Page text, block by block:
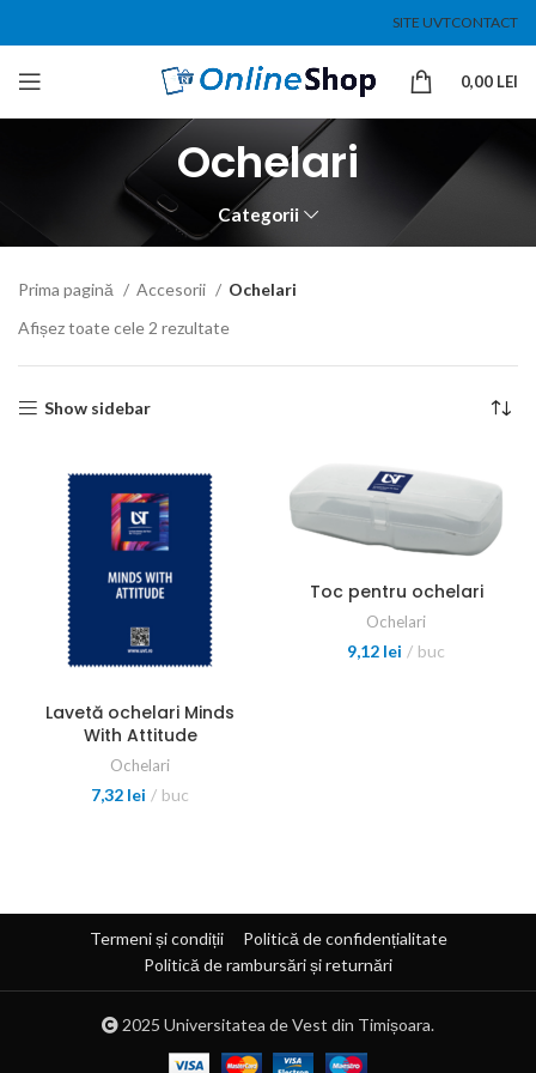
SITE UVTCONTACT
0,00 LEI
Ochelari
Categorii
Prima pagină Accesorii
Ochelari
Afișez toate cele 2 rezultate
Show sidebar
Lavetă ochelari Minds
With Attitude
Ochelari
7,32 lei buc
Toc pentru ochelari
Ochelari
9,12 lei buc
Termeni și condiții
Politică de confidențialitate
Politică de rambursări și returnări
2025 Universitatea de Vest din Timișoara.